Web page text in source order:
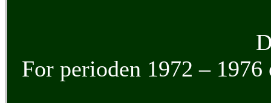
For perioden 1972 –